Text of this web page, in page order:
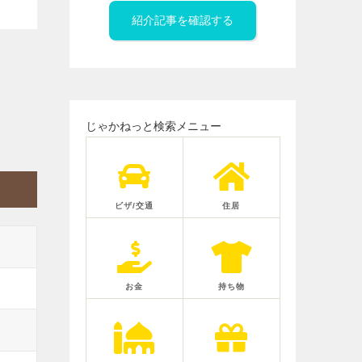
紹介記事を確認する
じゃかねっと検索メニュー
ビザ/交通 住居
お金 持ち物